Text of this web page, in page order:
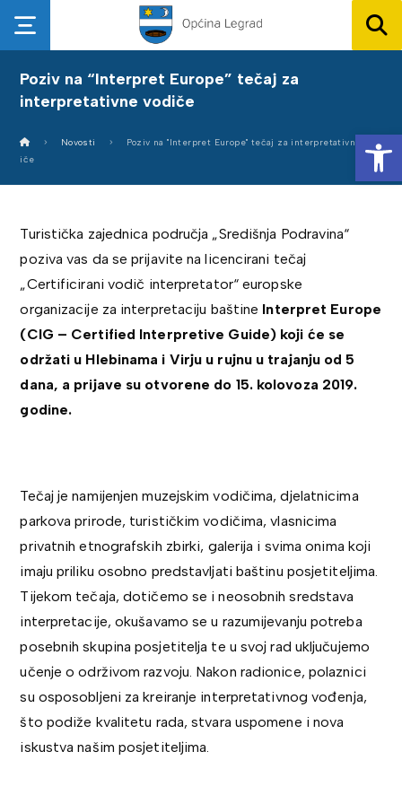
Poziv na “Interpret Europe” tečaj za
interpretativne vodiče
Novosti
Poziv na "Interpret Europe" tečaj za interpretativne vod
iče
Turistička zajednica područja „Središnja Podravina“
poziva vas da se prijavite na licencirani tečaj
„Certificirani vodič interpretator“ europske
organizacije za interpretaciju baštine Interpret Europe
(CIG – Certified Interpretive Guide) koji će se
održati u Hlebinama i Virju u rujnu u trajanju od 5
dana, a prijave su otvorene do 15. kolovoza 2019.
godine.
Tečaj je namijenjen muzejskim vodičima, djelatnicima
parkova prirode, turističkim vodičima, vlasnicima
privatnih etnografskih zbirki, galerija i svima onima koji
imaju priliku osobno predstavljati baštinu posjetiteljima.
Tijekom tečaja, dotičemo se i neosobnih sredstava
interpretacije, okušavamo se u razumijevanju potreba
posebnih skupina posjetitelja te u svoj rad uključujemo
učenje o održivom razvoju. Nakon radionice, polaznici
su osposobljeni za kreiranje interpretativnog vođenja,
što podiže kvalitetu rada, stvara uspomene i nova
iskustva našim posjetiteljima.